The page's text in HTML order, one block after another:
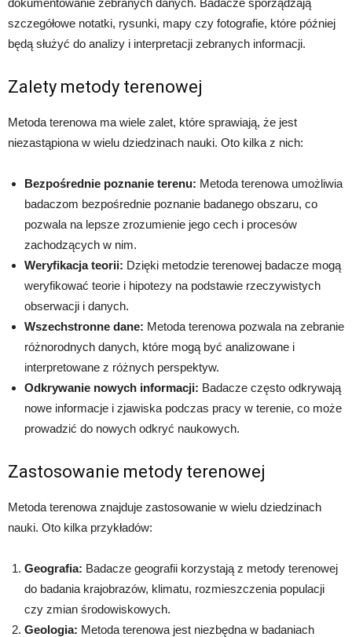
dokumentowanie zebranych danych. Badacze sporządzają
szczegółowe notatki, rysunki, mapy czy fotografie, które później
będą służyć do analizy i interpretacji zebranych informacji.
Zalety metody terenowej
Metoda terenowa ma wiele zalet, które sprawiają, że jest
niezastąpiona w wielu dziedzinach nauki. Oto kilka z nich:
Bezpośrednie poznanie terenu: Metoda terenowa umożliwia
badaczom bezpośrednie poznanie badanego obszaru, co
pozwala na lepsze zrozumienie jego cech i procesów
zachodzących w nim.
Weryfikacja teorii: Dzięki metodzie terenowej badacze mogą
weryfikować teorie i hipotezy na podstawie rzeczywistych
obserwacji i danych.
Wszechstronne dane: Metoda terenowa pozwala na zebranie
różnorodnych danych, które mogą być analizowane i
interpretowane z różnych perspektyw.
Odkrywanie nowych informacji: Badacze często odkrywają
nowe informacje i zjawiska podczas pracy w terenie, co może
prowadzić do nowych odkryć naukowych.
Zastosowanie metody terenowej
Metoda terenowa znajduje zastosowanie w wielu dziedzinach
nauki. Oto kilka przykładów:
Geografia: Badacze geografii korzystają z metody terenowej
do badania krajobrazów, klimatu, rozmieszczenia populacji
czy zmian środowiskowych.
Geologia: Metoda terenowa jest niezbędna w badaniach